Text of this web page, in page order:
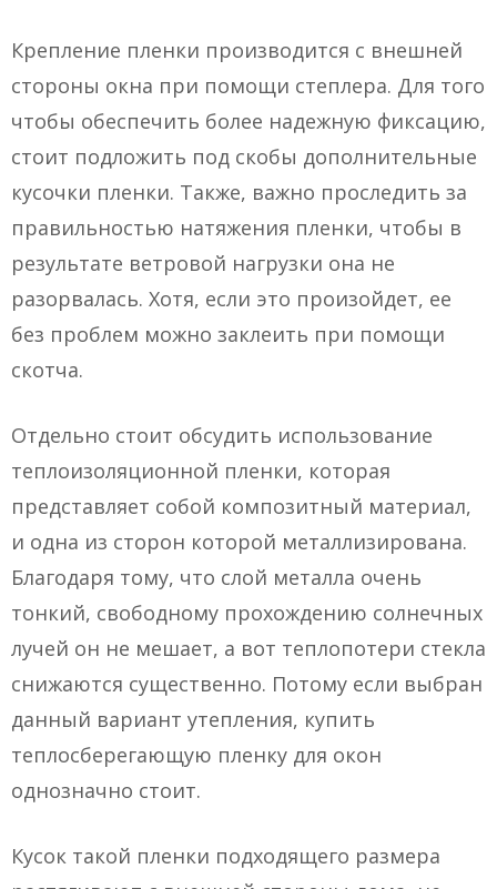
Крепление пленки производится с внешней
стороны окна при помощи степлера. Для того
чтобы обеспечить более надежную фиксацию,
стоит подложить под скобы дополнительные
кусочки пленки. Также, важно проследить за
правильностью натяжения пленки, чтобы в
результате ветровой нагрузки она не
разорвалась. Хотя, если это произойдет, ее
без проблем можно заклеить при помощи
скотча.
Отдельно стоит обсудить использование
теплоизоляционной пленки, которая
представляет собой композитный материал,
и одна из сторон которой металлизирована.
Благодаря тому, что слой металла очень
тонкий, свободному прохождению солнечных
лучей он не мешает, а вот теплопотери стекла
снижаются существенно. Потому если выбран
данный вариант утепления, купить
теплосберегающую пленку для окон
однозначно стоит.
Кусок такой пленки подходящего размера